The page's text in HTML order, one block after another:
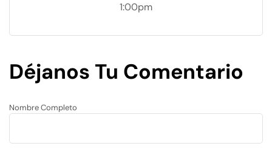
1:00pm
Déjanos Tu Comentario
Nombre Completo